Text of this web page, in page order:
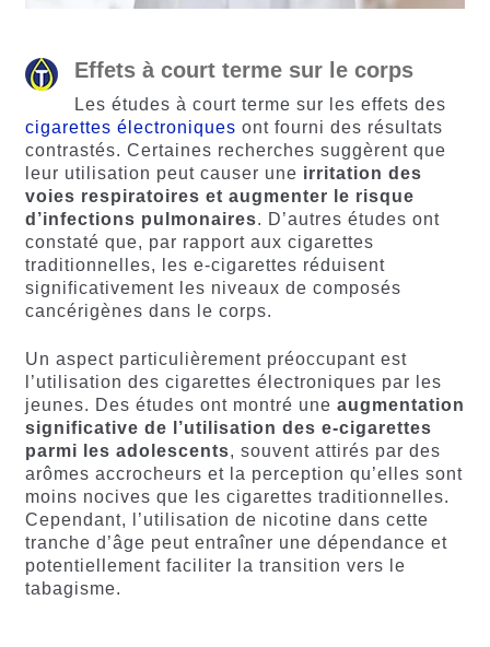
Effets à court terme sur le corps
Les études à court terme sur les effets des
cigarettes électroniques ont fourni des résultats
contrastés. Certaines recherches suggèrent que
leur utilisation peut causer une irritation des
voies respiratoires et augmenter le risque
d’infections pulmonaires. D’autres études ont
constaté que, par rapport aux cigarettes
traditionnelles, les e-cigarettes réduisent
significativement les niveaux de composés
cancérigènes dans le corps.
Un aspect particulièrement préoccupant est
l’utilisation des cigarettes électroniques par les
jeunes. Des études ont montré une augmentation
significative de l’utilisation des e-cigarettes
parmi
les adolescents, souvent attirés par des
arômes accrocheurs et la perception qu’elles sont
moins nocives que les cigarettes traditionnelles.
Cependant, l’utilisation de nicotine dans cette
tranche d’âge peut entraîner une dépendance et
potentiellement faciliter la transition vers le
tabagisme.